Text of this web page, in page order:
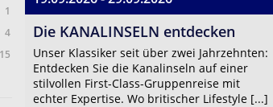
1
4
15
Die KANALINSELN entdecken
Unser Klassiker seit über zwei Jahrzehnten:
Entdecken Sie die Kanalinseln auf einer
stilvollen First-Class-Gruppenreise mit
echter Expertise. Wo britischer Lifestyle [...]